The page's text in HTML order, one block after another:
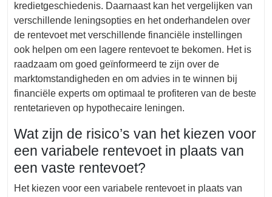
kredietgeschiedenis. Daarnaast kan het vergelijken van
verschillende leningsopties en het onderhandelen over
de rentevoet met verschillende financiële instellingen
ook helpen om een lagere rentevoet te bekomen. Het is
raadzaam om goed geïnformeerd te zijn over de
marktomstandigheden en om advies in te winnen bij
financiële experts om optimaal te profiteren van de beste
rentetarieven op hypothecaire leningen.
Wat zijn de risico’s van het kiezen voor
een variabele rentevoet in plaats van
een vaste rentevoet?
Het kiezen voor een variabele rentevoet in plaats van